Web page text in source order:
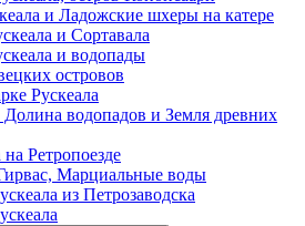
и Ладожские шхеры на катере
и Сортавала
и водопады
островов
Рускеала
водопадов и Земля древних
Ретропоезде
Марциальные воды
из Петрозаводска